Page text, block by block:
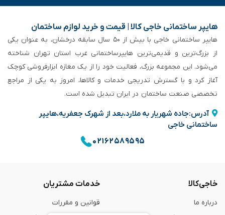
هایپر ساختمانی خاجی‌ کالا | قیمت و خرید لوازم ساختمان
هایپر ساختمانی خاجی‌ با بیش از ۵۰ سال سابقه‌ درخشان، به عنوان یکی
از بزرگ‌ترین و قدیمی‌ترین هایپرساختمانی‌ غرب استان تهران شناخته
می‌شود. این مجموعه بزرگ، فعالیت خود را از یک مغازه ابزارفروشی کوچک
آغاز کرد و با گسترش تدریجی خدمات و کالاها، امروز به یکی از مراجع
تخصصی صنعت ساختمان در ایران تبدیل شده است.
آدرس:جاده شهریار به ملارد،بعد از شهرک جعفریه،هایپر
ساختمانی خاجی
۰۲۱۶۲۵۸۹۵۹۵
خاجی‌کالا
درباره ما
خدمات مشتریان
قوانین و مقررات